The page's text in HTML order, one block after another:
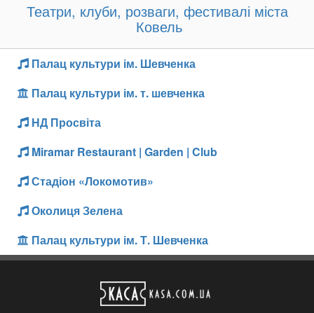
Театри, клуби, розваги, фестивалі міста
Ковель
Палац культури ім. Шевченка
Палац культури ім. т. шевченка
НД Просвіта
Miramar Restaurant | Garden | Club
Стадіон «Локомотив»
Околиця Зелена
Палац культури ім. Т. Шевченка